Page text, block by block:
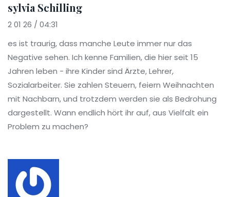
sylvia Schilling
2 01 26 / 04:31
es ist traurig, dass manche Leute immer nur das
Negative sehen. Ich kenne Familien, die hier seit 15
Jahren leben - ihre Kinder sind Ärzte, Lehrer,
Sozialarbeiter. Sie zahlen Steuern, feiern Weihnachten
mit Nachbarn, und trotzdem werden sie als Bedrohung
dargestellt. Wann endlich hört ihr auf, aus Vielfalt ein
Problem zu machen?